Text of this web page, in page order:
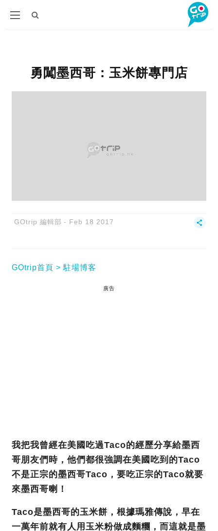
勇闖墨西哥：玉米餅專門店
GOtrip 編輯部 Feb 18 2017
GOtrip首頁 駐場博客
廣告
我把我曾經在美國吃過Taco的經歷分享給墨西
哥朋友們時，他們都很強調在美國吃到的Taco
不是正宗的墨西哥Taco，要吃正宗的Taco就要
來墨西哥喇！
Taco是墨西哥的玉米餅，根據瑪雅傳說，早在
一萬年前就有人用玉米粉做成麵糰，而這就是墨